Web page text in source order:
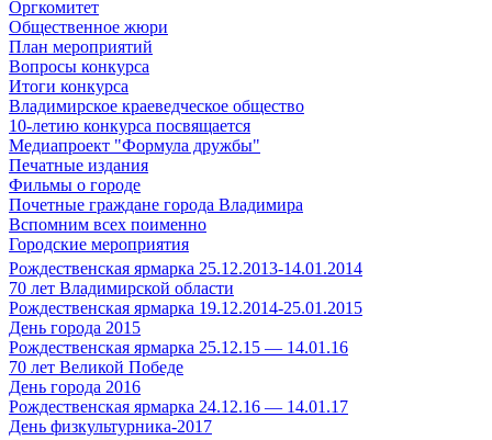
Оргкомитет
Общественное жюри
План мероприятий
Вопросы конкурса
Итоги конкурса
Владимирское краеведческое общество
10-летию конкурса посвящается
Медиапроект "Формула дружбы"
Печатные издания
Фильмы о городе
Почетные граждане города Владимира
Вспомним всех поименно
Городские мероприятия
Рождественская ярмарка 25.12.2013-14.01.2014
70 лет Владимирской области
Рождественская ярмарка 19.12.2014-25.01.2015
День города 2015
Рождественская ярмарка 25.12.15 — 14.01.16
70 лет Великой Победе
День города 2016
Рождественская ярмарка 24.12.16 — 14.01.17
День физкультурника-2017